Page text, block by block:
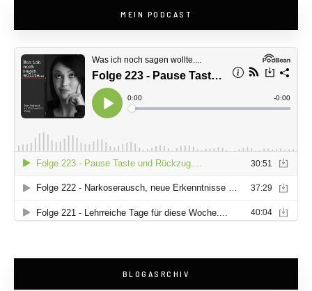
MEIN PODCAST
BLOGASRCHIV